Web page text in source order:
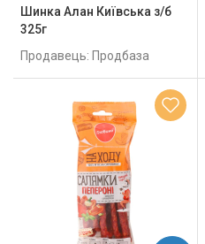
Шинка Алан Київська з/б
325г
Продавець: Продбаза